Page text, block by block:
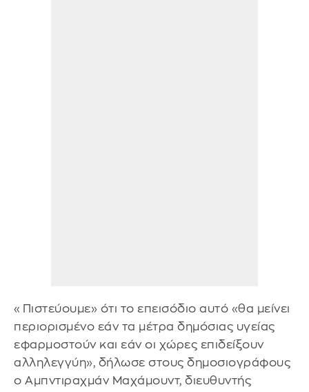
«Πιστεύουμε» ότι το επεισόδιο αυτό «θα μείνει
περιορισμένο εάν τα μέτρα δημόσιας υγείας
εφαρμοστούν και εάν οι χώρες επιδείξουν
αλληλεγγύη», δήλωσε στους δημοσιογράφους
ο Αμπντιραχμάν Μαχάμουντ, διευθυντής